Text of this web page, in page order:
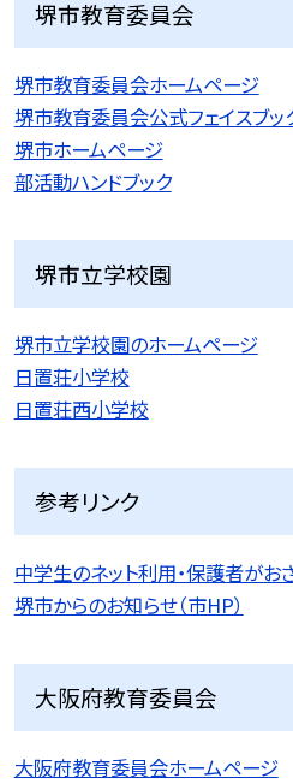
堺市教育委員会
堺市教育委員会ホームページ
堺市教育委員会公式フェイスブッ
堺市ホームページ
部活動ハンドブック
堺市立学校園
堺市立学校園のホームページ
日置荘小学校
日置荘西小学校
参考リンク
中学生のネット利用・保護者がお
堺市からのお知らせ（市HP）
大阪府教育委員会
大阪府教育委員会ホームページ